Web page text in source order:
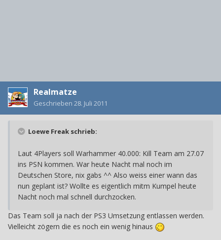
Realmatze
Geschrieben 28. Juli 2011
Loewe Freak schrieb:
Laut 4Players soll Warhammer 40.000: Kill Team am 27.07
ins PSN kommen. War heute Nacht mal noch im
Deutschen Store, nix gabs ^^ Also weiss einer wann das
nun geplant ist? Wollte es eigentlich mitm Kumpel heute
Nacht noch mal schnell durchzocken.
Das Team soll ja nach der PS3 Umsetzung entlassen werden.
Vielleicht zögern die es noch ein wenig hinaus